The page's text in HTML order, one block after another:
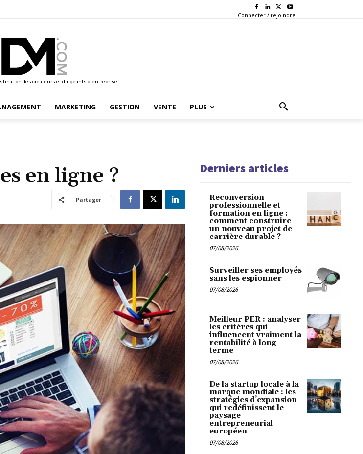
Connecter / rejoindre
des créateurs et dirigeants d'entreprise !
MARKETING GESTION VENTE PLUS
en ligne ?
Partager
Derniers articles
Reconversion
professionnelle et
formation en ligne :
comment construire
un nouveau projet de
carrière durable ?
07/08/2026
Surveiller ses employés
sans les espionner
07/08/2026
Meilleur PER : analyser
les critères qui
influencent vraiment la
rentabilité à long
terme
07/08/2026
De la startup locale à la
marque mondiale : les
stratégies d’expansion
qui redéfinissent le
paysage
entrepreneurial
européen
07/08/2026